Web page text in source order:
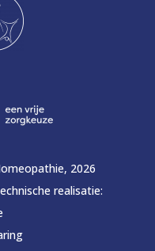
2026
realisatie: